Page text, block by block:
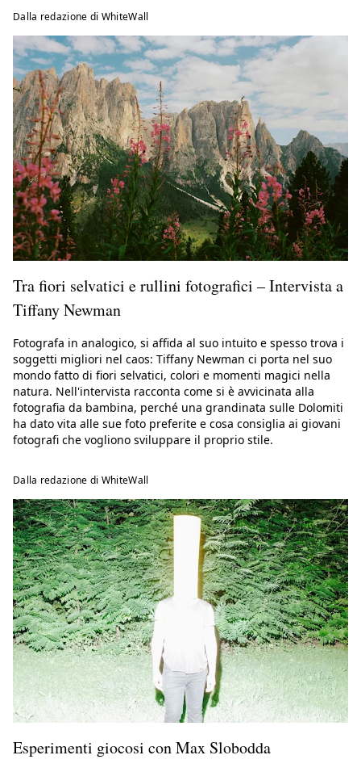
Dalla redazione di WhiteWall
Tra fiori selvatici e rullini fotografici – Intervista a
Tiffany Newman
Fotografa in analogico, si affida al suo intuito e spesso trova i
soggetti migliori nel caos: Tiffany Newman ci porta nel suo
mondo fatto di fiori selvatici, colori e momenti magici nella
natura. Nell'intervista racconta come si è avvicinata alla
fotografia da bambina, perché una grandinata sulle Dolomiti
ha dato vita alle sue foto preferite e cosa consiglia ai giovani
fotografi che vogliono sviluppare il proprio stile.
Dalla redazione di WhiteWall
Esperimenti giocosi con Max Slobodda